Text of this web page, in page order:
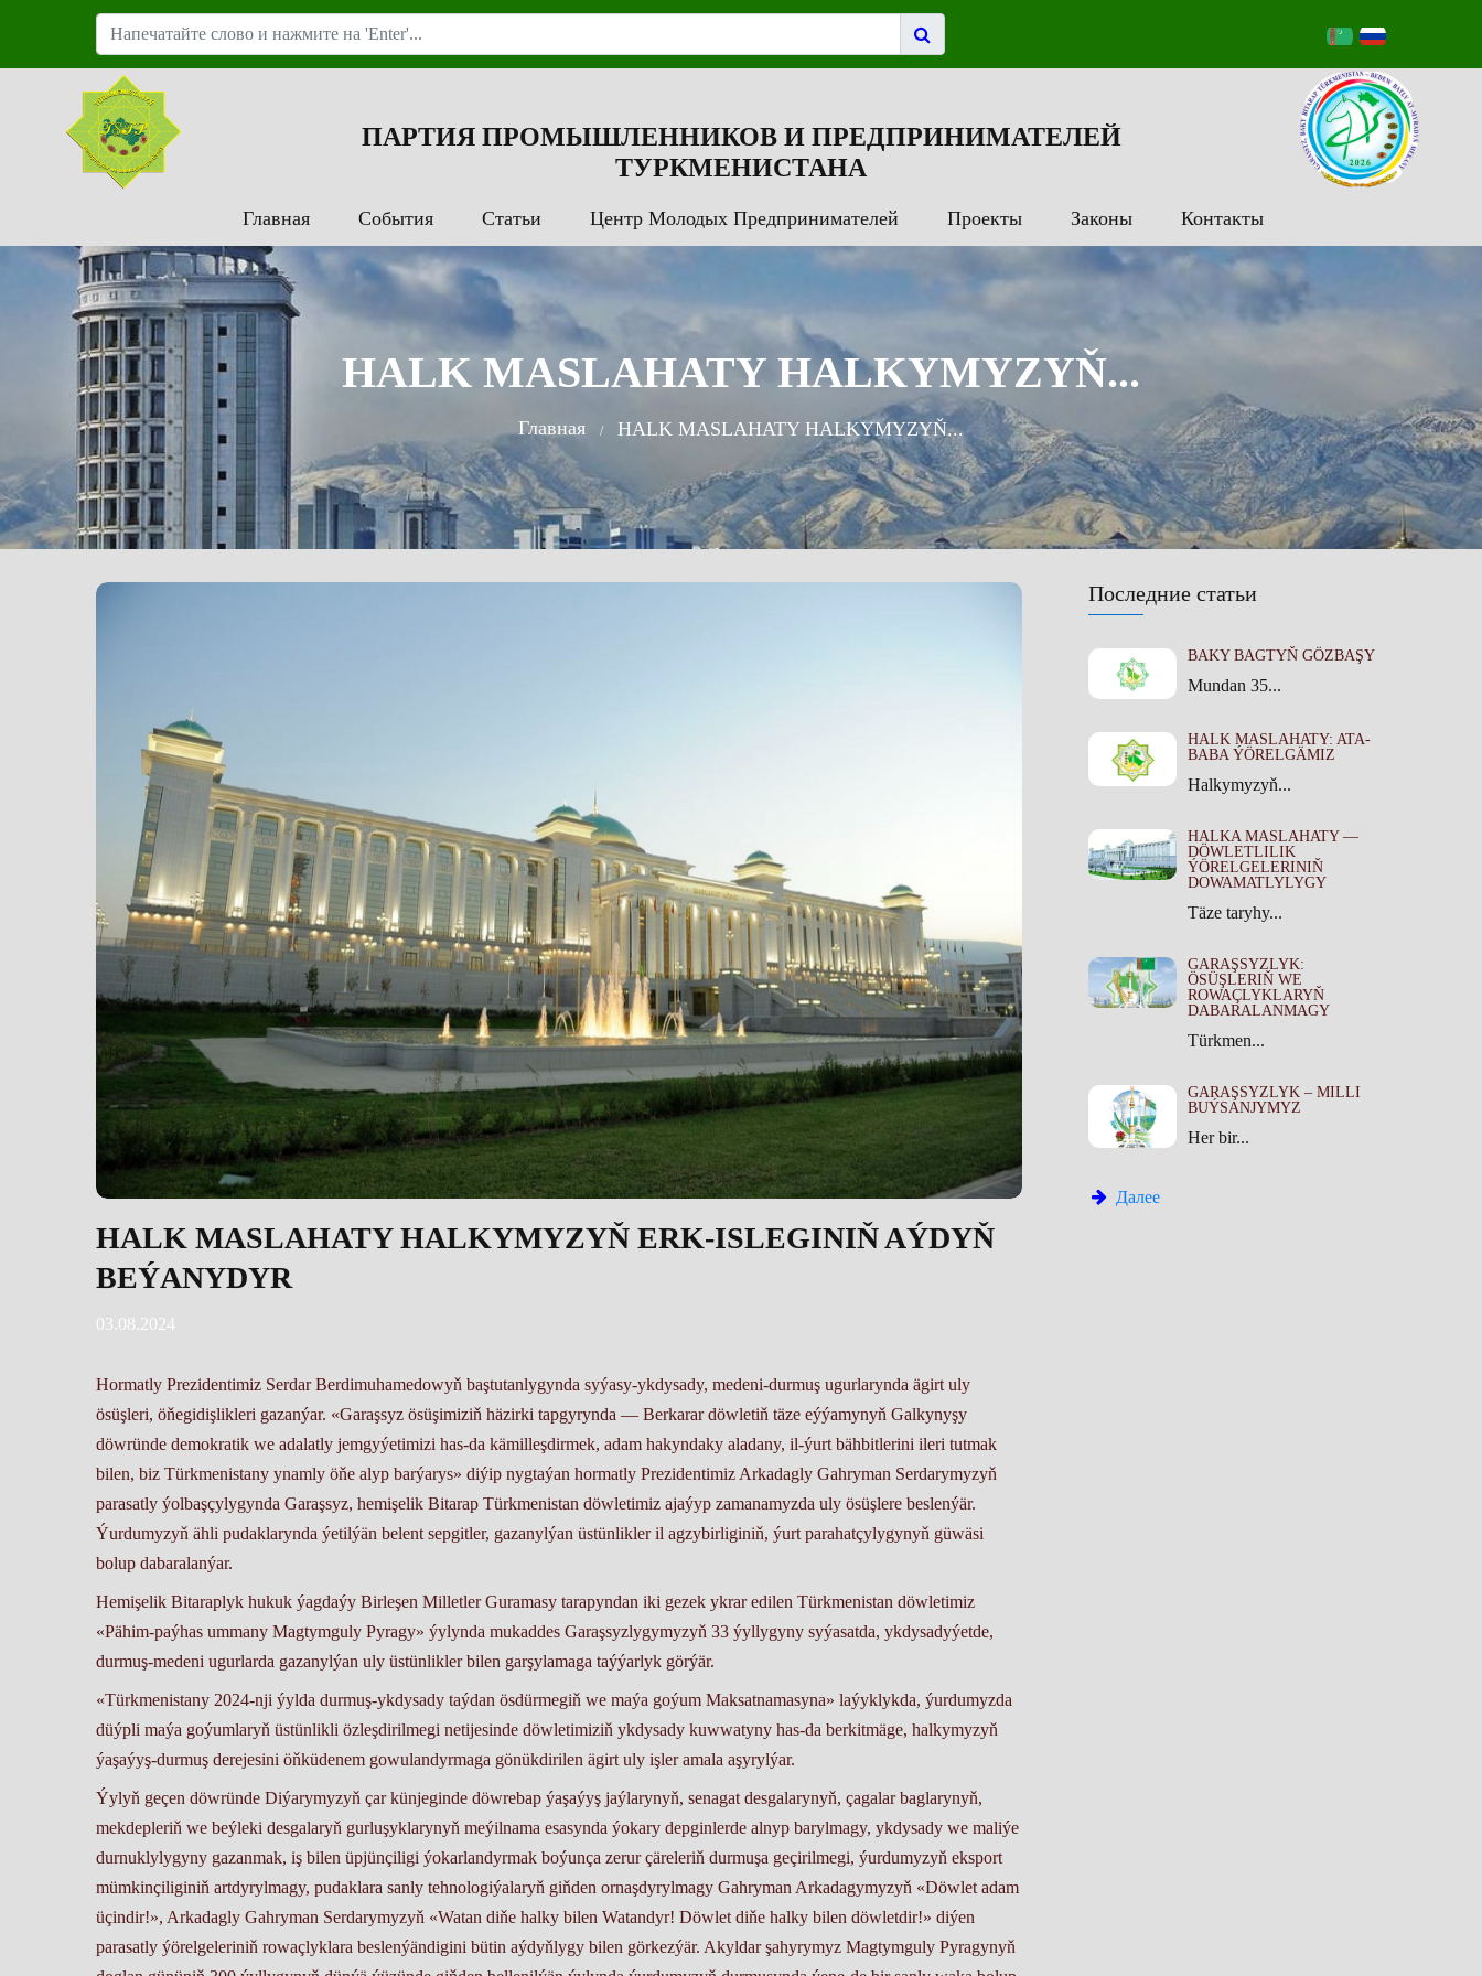
ПАРТИЯ ПРОМЫШЛЕННИКОВ И ПРЕДПРИНИМАТЕЛЕЙ
ТУРКМЕНИСТАНА
Главная События Статьи Центр Молодых Предпринимателей Проекты Законы Контакты
HALK MASLAHATY HALKYMYZYŇ...
Главная HALK MASLAHATY HALKYMYZYŇ...
Последние статьи
BAKY BAGTYŇ GÖZBAŞY
Mundan 35...
HALK MASLAHATY: ATA-
BABA ÝÖRELGÄMIZ
Halkymyzyň...
HALKA MASLAHATY —
DÖWLETLILIK
ÝÖRELGELERINIŇ
DOWAMATLYLYGY
Täze taryhy...
GARAŞSYZLYK:
ÖSÜŞLERIŇ WE
ROWAÇLYKLARYŇ
DABARALANMAGY
Türkmen...
GARAŞSYZLYK – MILLI
BUÝSANJYMYZ
Her bir...
Далее
HALK MASLAHATY HALKYMYZYŇ ERK-ISLEGINIŇ AÝDYŇ
BEÝANYDYR
03.08.2024
Hormatly Prezidentimiz Serdar Berdimuhamedowyň baştutanlygynda syýasy-ykdysady, medeni-durmuş ugurlarynda ägirt uly
ösüşleri, öňegidişlikleri gazanýar. «Garaşsyz ösüşimiziň häzirki tapgyrynda — Berkarar döwletiň täze eýýamynyň Galkynyşy
döwründe demokratik we adalatly jemgyýetimizi has-da kämilleşdirmek, adam hakyndaky aladany, il-ýurt bähbitlerini ileri tutmak
bilen, biz Türkmenistany ynamly öňe alyp barýarys» diýip nygtaýan hormatly Prezidentimiz Arkadagly Gahryman Serdarymyzyň
parasatly ýolbaşçylygynda Garaşsyz, hemişelik Bitarap Türkmenistan döwletimiz ajaýyp zamanamyzda uly ösüşlere beslenýär.
Ýurdumyzyň ähli pudaklarynda ýetilýän belent sepgitler, gazanylýan üstünlikler il agzybirliginiň, ýurt parahatçylygynyň güwäsi
bolup dabaralanýar.
Hemişelik Bitaraplyk hukuk ýagdaýy Birleşen Milletler Guramasy tarapyndan iki gezek ykrar edilen Türkmenistan döwletimiz
«Pähim-paýhas ummany Magtymguly Pyragy» ýylynda mukaddes Garaşsyzlygymyzyň 33 ýyllygyny syýasatda, ykdysadyýetde,
durmuş-medeni ugurlarda gazanylýan uly üstünlikler bilen garşylamaga taýýarlyk görýär.
«Türkmenistany 2024-nji ýylda durmuş-ykdysady taýdan ösdürmegiň we maýa goýum Maksatnamasyna» laýyklykda, ýurdumyzda
düýpli maýa goýumlaryň üstünlikli özleşdirilmegi netijesinde döwletimiziň ykdysady kuwwatyny has-da berkitmäge, halkymyzyň
ýaşaýyş-durmuş derejesini öňküdenem gowulandyrmaga gönükdirilen ägirt uly işler amala aşyrylýar.
Ýylyň geçen döwründe Diýarymyzyň çar künjeginde döwrebap ýaşaýyş jaýlarynyň, senagat desgalarynyň, çagalar baglarynyň,
mekdepleriň we beýleki desgalaryň gurluşyklarynyň meýilnama esasynda ýokary depginlerde alnyp barylmagy, ykdysady we maliýe
durnuklylygyny gazanmak, iş bilen üpjünçiligi ýokarlandyrmak boýunça zerur çäreleriň durmuşa geçirilmegi, ýurdumyzyň eksport
mümkinçiliginiň artdyrylmagy, pudaklara sanly tehnologiýalaryň giňden ornaşdyrylmagy Gahryman Arkadagymyzyň «Döwlet adam
üçindir!», Arkadagly Gahryman Serdarymyzyň «Watan diňe halky bilen Watandyr! Döwlet diňe halky bilen döwletdir!» diýen
parasatly ýörelgeleriniň rowaçlyklara beslenýändigini bütin aýdyňlygy bilen görkezýär. Akyldar şahyrymyz Magtymguly Pyragynyň